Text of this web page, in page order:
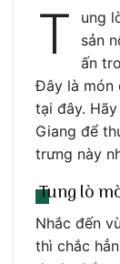
T
ung
sản
ấn
Đây là món
tại đây.
Giang để
trưng này
Tung lò
Nhắc đến
thì chắc